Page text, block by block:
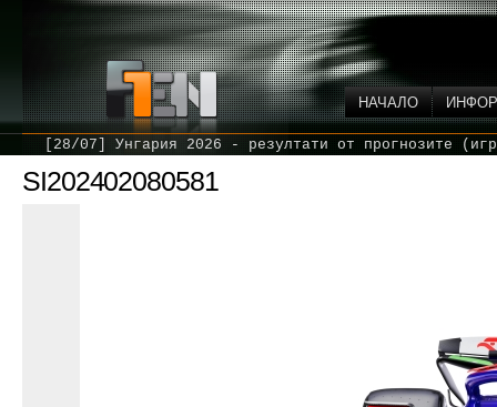
НАЧАЛО
[28/07] Унгария 2026 - резултати от прогнозите
SI202402080581